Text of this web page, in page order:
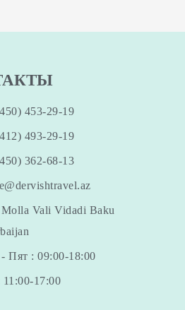
453-29-19
493-29-19
362-68-13
Vali Vidadi Baku
Пят : 09:00-18:00
17:00